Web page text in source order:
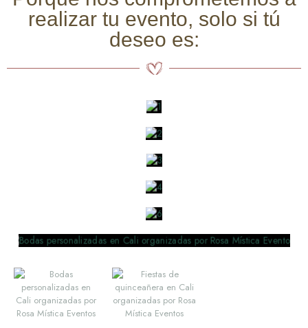
realizar tu evento, solo si tú
deseo es: